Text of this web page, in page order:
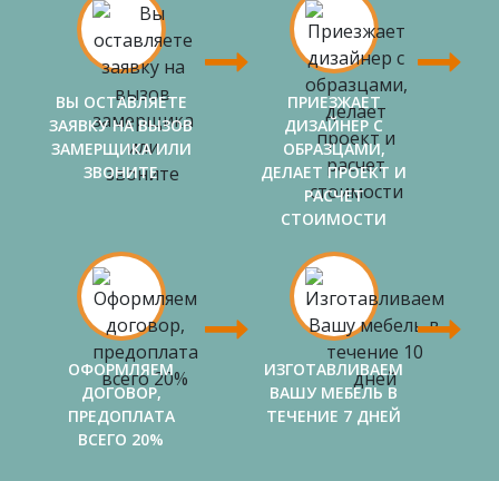
ВЫ ОСТАВЛЯЕТЕ
ЗАЯВКУ НА ВЫЗОВ
ЗАМЕРЩИКА ИЛИ
ЗВОНИТЕ
ПРИЕЗЖАЕТ
ДИЗАЙНЕР С
ОБРАЗЦАМИ,
ДЕЛАЕТ ПРОЕКТ И
РАСЧЕТ
СТОИМОСТИ
ОФОРМЛЯЕМ
ДОГОВОР,
ПРЕДОПЛАТА
ВСЕГО 20%
ИЗГОТАВЛИВАЕМ
ВАШУ МЕБЕЛЬ В
ТЕЧЕНИЕ 7 ДНЕЙ